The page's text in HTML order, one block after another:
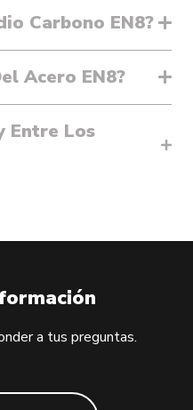
Carbono EN8?
Acero EN8?
Entre Los
a tus preguntas.